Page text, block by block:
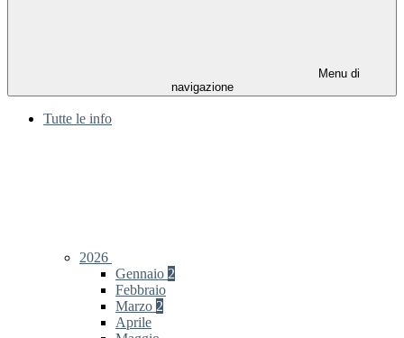
Menu di
navigazione
Tutte le info
2026
Gennaio 2
Febbraio
Marzo 2
Aprile